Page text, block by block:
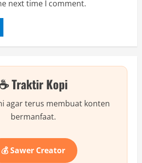
next time I comment.
☕ Traktir Kopi
agar terus membuat konten
bermanfaat.
💰 Sawer Creator